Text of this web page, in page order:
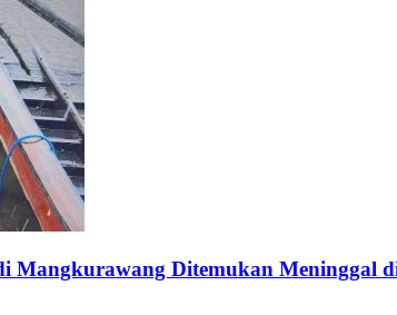
Mangkurawang Ditemukan Meninggal